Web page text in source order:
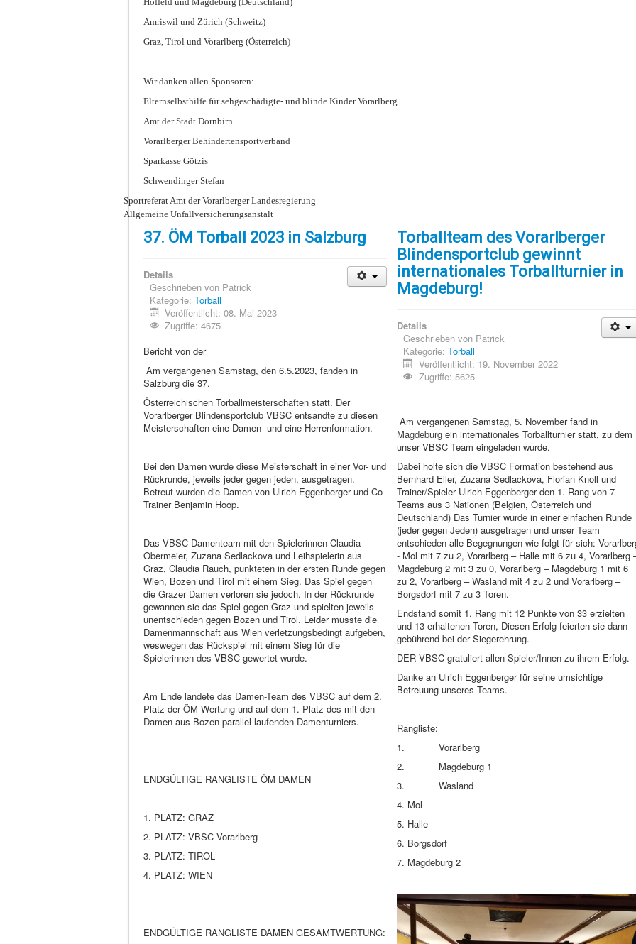
Amriswil und Zürich (Schweitz)
Graz, Tirol und Vorarlberg (Österreich)
Wir danken allen Sponsoren:
Elternselbsthilfe für sehgeschädigte- und blinde Kinder Vorarlberg
Amt der Stadt Dornbirn
Vorarlberger Behindertensportverband
Sparkasse Götzis
Schwendinger Stefan
Sportreferat Amt der Vorarlberger Landesregierung
Allgemeine Unfallversicherungsanstalt
37. ÖM Torball 2023 in Salzburg
Details
Geschrieben von Patrick
Kategorie: Torball
Veröffentlicht: 08. Mai 2023
Zugriffe: 4675
Bericht von der
Am vergangenen Samstag, den 6.5.2023, fanden in
Salzburg die 37.
Österreichischen Torballmeisterschaften statt. Der
Vorarlberger Blindensportclub VBSC entsandte zu diesen
Meisterschaften eine Damen- und eine Herrenformation.
Bei den Damen wurde diese Meisterschaft in einer Vor- und
Rückrunde, jeweils jeder gegen jeden, ausgetragen.
Betreut wurden die Damen von Ulrich Eggenberger und Co-
Trainer Benjamin Hoop.
Das VBSC Damenteam mit den Spielerinnen Claudia
Obermeier, Zuzana Sedlackova und Leihspielerin aus
Graz, Claudia Rauch, punkteten in der ersten Runde gegen
Wien, Bozen und Tirol mit einem Sieg. Das Spiel gegen
die Grazer Damen verloren sie jedoch. In der Rückrunde
gewannen sie das Spiel gegen Graz und spielten jeweils
unentschieden gegen Bozen und Tirol. Leider musste die
Damenmannschaft aus Wien verletzungsbedingt aufgeben,
weswegen das Rückspiel mit einem Sieg für die
Spielerinnen des VBSC gewertet wurde.
Am Ende landete das Damen-Team des VBSC auf dem 2.
Platz der ÖM-Wertung und auf dem 1. Platz des mit den
Damen aus Bozen parallel laufenden Damenturniers.
ENDGÜLTIGE RANGLISTE ÖM DAMEN
1. PLATZ: GRAZ
2. PLATZ: VBSC Vorarlberg
3. PLATZ: TIROL
4. PLATZ: WIEN
ENDGÜLTIGE RANGLISTE DAMEN GESAMTWERTUNG:
Torballteam des Vorarlberger
Blindensportclub gewinnt
internationales Torballturnier in
Magdeburg!
Details
Geschrieben von Patrick
Kategorie:Torball
Veröffentlicht: 19. November 2022
Zugriffe: 5625
Am vergangenen Samstag, 5. November fand in
Magdeburg ein internationales Torballturnier statt, zu dem
unser VBSC Team eingeladen wurde.
Dabei holte sich die VBSC Formation bestehend aus
Bernhard Eller, Zuzana Sedlackova, Florian Knoll und
Trainer/Spieler Ulrich Eggenberger den 1. Rang von 7
Teams aus 3 Nationen (Belgien, Österreich und
Deutschland) Das Turnier wurde in einer einfachen Runde
(jeder gegen Jeden) ausgetragen und unser Team
entschieden alle Begegnungen wie folgt für sich:
- Mol mit 7 zu 2, Vorarlberg – Halle mit 6 zu 4, Vorarlberg
Magdeburg 2 mit 3 zu 0, Vorarlberg – Magdeburg 1 mit 6
zu 2, Vorarlberg – Wasland mit 4 zu 2 und Vorarlberg –
Borgsdorf mit 7 zu 3 Toren.
Endstand somit 1. Rang mit 12 Punkte von 33 erzielten
und 13 erhaltenen Toren, Diesen Erfolg feierten sie dann
gebührend bei der Siegerehrung.
DER VBSC gratuliert allen Spieler/Innen zu ihrem Erfolg.
Danke an Ulrich Eggenberger für seine umsichtige
Betreuung unseres Teams.
Rangliste:
1.
Vorarlberg
2.
Magdeburg 1
3.
Wasland
4. Mol
5. Halle
6. Borgsdorf
7. Magdeburg 2